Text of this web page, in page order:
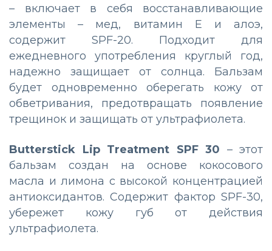
– включает в себя восстанавливающие
элементы – мед, витамин Е и алоэ,
содержит SPF-20. Подходит для
ежедневного употребления круглый год,
надежно защищает от солнца. Бальзам
будет одновременно оберегать кожу от
обветривания, предотвращать появление
трещинок и защищать от ультрафиолета.
Butterstick Lip Treatment SPF 30 – этот
бальзам создан на основе кокосового
масла и лимона с высокой концентрацией
антиоксидантов. Содержит фактор SPF-30,
убережет кожу губ от действия
ультрафиолета.